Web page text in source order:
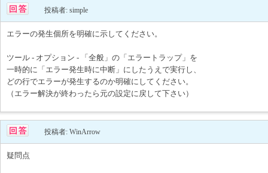
投稿者: simple
エラーの発生個所を明確に示してください。
ツール - オプション - 「全般」の「エラートラップ」を
一時的に「エラー発生時に中断」にしたうえで実行し、
どの行でエラーが発生するのか明確にしてください。
（エラー解決が終わったら元の設定に戻して下さい）
投稿者: WinArrow
疑問点